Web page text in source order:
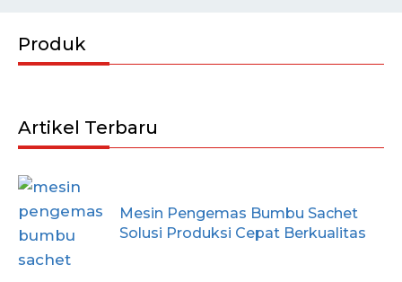
Produk
Artikel Terbaru
Mesin Pengemas Bumbu Sachet
Solusi Produksi Cepat Berkualitas